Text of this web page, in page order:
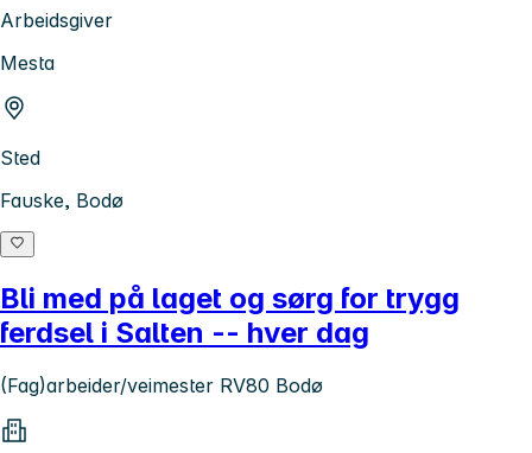
Arbeidsgiver
Mesta
Sted
Fauske, Bodø
Bli med på laget og sørg for trygg
ferdsel i Salten -- hver dag
(Fag)arbeider/veimester RV80 Bodø